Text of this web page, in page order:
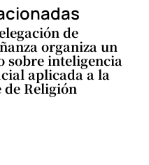
de
organiza un
sobre inteligencia
aplicada a la
de Religión